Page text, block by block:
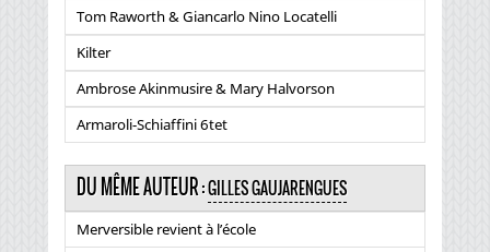
Tom Raworth & Giancarlo Nino Locatelli
Kilter
Ambrose Akinmusire & Mary Halvorson
Armaroli-Schiaffini 6tet
DU MÊME AUTEUR :GILLES GAUJARENGUES
Merversible revient à l’école